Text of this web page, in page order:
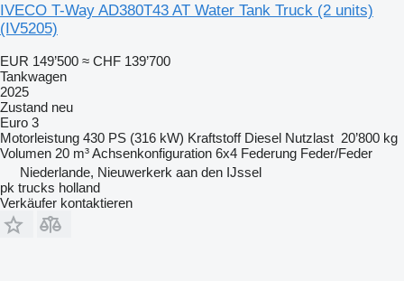
IVECO T-Way AD380T43 AT Water Tank Truck (2 units)
(IV5205)
EUR 149’500 ≈ CHF 139’700
Tankwagen
2025
Zustand neu
Euro 3
Motorleistung 430 PS (316 kW) Kraftstoff Diesel Nutzlast 20’800 kg
Volumen 20 m³Achsenkonfiguration 6x4 Federung Feder/Feder
Niederlande, Nieuwerkerk aan den IJssel
pk trucks holland
Verkäufer kontaktieren